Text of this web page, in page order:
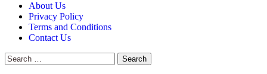
About Us
Privacy Policy
Terms and Conditions
Contact Us
Search
for: